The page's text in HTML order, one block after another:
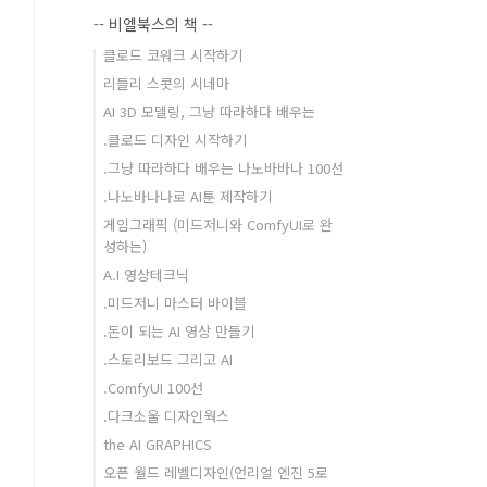
-- 비엘북스의 책 --
클로드 코워크 시작하기
리들리 스콧의 시네마
AI 3D 모델링, 그냥 따라하다 배우는
.클로드 디자인 시작하기
.그냥 따라하다 배우는 나노바바나 100선
.나노바나나로 AI툰 제작하기
게임그래픽 (미드저니와 ComfyUI로 완
성하는)
A.I 영상테크닉
.미드저니 마스터 바이블
.돈이 되는 AI 영상 만들기
.스토리보드 그리고 AI
.ComfyUI 100선
.다크소울 디자인웍스
the AI GRAPHICS
오픈 월드 레벨디자인(언리얼 엔진 5로